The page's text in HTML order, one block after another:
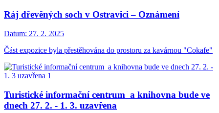
Ráj dřevěných soch v Ostravici – Oznámení
Datum: 27. 2. 2025
Část expozice byla přestěhována do prostoru za kavárnou "Cokafe"
Turistické informační centrum a knihovna bude ve
dnech 27. 2. - 1. 3. uzavřena